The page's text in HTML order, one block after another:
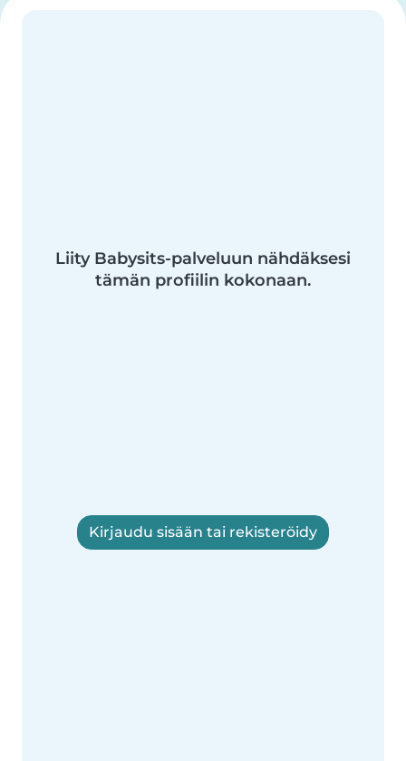
Liity Babysits-palveluun nähdäksesi
tämän profiilin kokonaan.
Kirjaudu sisään tai rekisteröidy